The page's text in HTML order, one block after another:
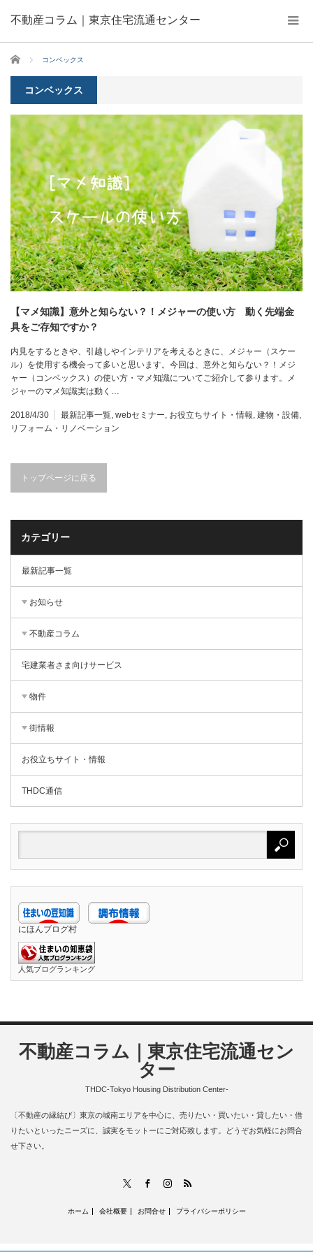
不動産コラム｜東京住宅流通センター
ホーム コンベックス
コンベックス
【マメ知識】意外と知らない？！メジャーの使い方 動く先端金
具をご存知ですか？
内見をするときや、引越しやインテリアを考えるときに、メジャー（スケー
ル）を使用する機会って多いと思います。今回は、意外と知らない？！メジ
ャー（コンベックス）の使い方・マメ知識についてご紹介して参ります。メ
ジャーのマメ知識実は動く…
2018/4/30 最新記事一覧, webセミナー, お役立ちサイト・情報, 建物・設備,
リフォーム・リノベーション
トップページに戻る
カテゴリー
最新記事一覧
お知らせ
不動産コラム
宅建業者さま向けサービス
物件
街情報
お役立ちサイト・情報
THDC通信
にほんブログ村
人気ブログランキング
不動産コラム｜東京住宅流通セン
ター
THDC-Tokyo Housing Distribution Center-
〔不動産の縁結び〕東京の城南エリアを中心に、売りたい・買いたい・貸したい・借
りたいといったニーズに、誠実をモットーにご対応致します。どうぞお気軽にお問合
せ下さい。
FacebookInstagram
RSS
ホーム 会社概要 お問合せ プライバシーポリシー